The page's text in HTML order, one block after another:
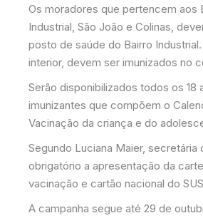
Os moradores que pertencem aos
Industrial, São João e Colinas,
posto de saúde do Bairro
interior, devem ser imunizados no
Serão disponibilizados todos os 18
imunizantes que compõem o
Vacinação da criança e do
Segundo Luciana Maier, secretária
obrigatório a apresentação da
vacinação e cartão nacional do
A campanha segue até 29 de